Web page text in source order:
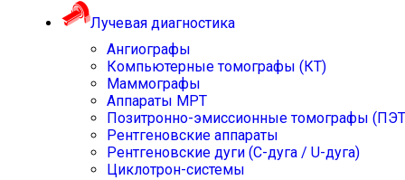
Лучевая диагностика
Ангиографы
Компьютерные томографы (КТ)
Маммографы
Аппараты МРТ
Позитронно-эмиссионные томографы
Рентгеновские аппараты
Рентгеновские дуги (С-дуга / U-дуга)
Циклотрон-системы